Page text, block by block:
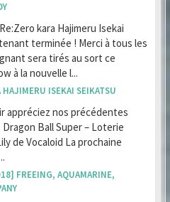
kara Hajimeru Isekai
terminée ! Merci à tous les
sera tirés au sort ce
à la nouvelle l...
ISEKAI SEIKATSU
appréciez nos précédentes
Ball Super – Loterie
de Vocaloid La prochaine
FREEING, AQUAMARINE,